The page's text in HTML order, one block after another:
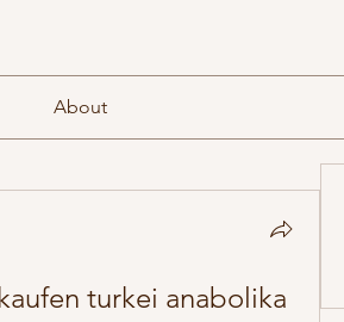
About
turkei anabolika